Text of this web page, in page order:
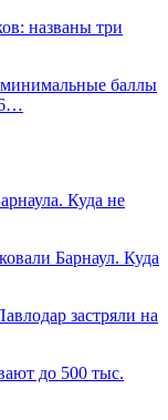
названы три
баллы
Куда не
Барнаул. Куда
застряли на
до 500 тыс.